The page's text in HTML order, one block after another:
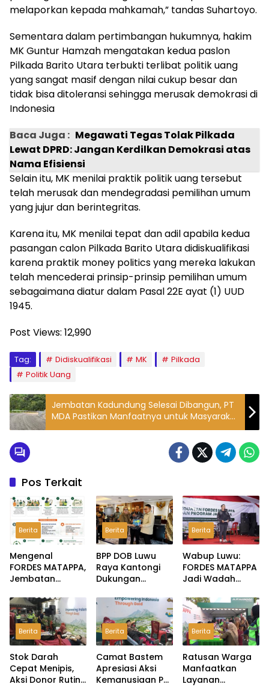
melaporkan kepada mahkamah,” tandas Suhartoyo.
Sementara dalam pertimbangan hukumnya, hakim
MK Guntur Hamzah mengatakan kedua paslon
Pilkada Barito Utara terbukti terlibat politik uang
yang sangat masif dengan nilai cukup besar dan
tidak bisa ditoleransi sehingga merusak demokrasi di
Indonesia
Baca Juga : Megawati Tegas Tolak Pilkada
Lewat DPRD: Jangan Kerdilkan Demokrasi atas
Nama Efisiensi
Selain itu, MK menilai praktik politik uang tersebut
telah merusak dan mendegradasi pemilihan umum
yang jujur dan berintegritas.
Karena itu, MK menilai tepat dan adil apabila kedua
pasangan calon Pilkada Barito Utara didiskualifikasi
karena praktik money politics yang mereka lakukan
telah mencederai prinsip-prinsip pemilihan umum
sebagaimana diatur dalam Pasal 22E ayat (1) UUD
1945.
Post Views: 12,990
Tag: Didiskualifikasi MK
Pilkada
Politik Uang
Jembatan Kadundung Selesai Dibangun, PT
MDA Pastikan Manfaatnya untuk Masyarakat
Luas
Pos Terkait
Berita
Mengenal
FORDES MATAPPA,
Jembatan
Masyarakat di
Wilayah Lingkar
Tambang Luwu
Berita
BPP DOB Luwu
Raya Kantongi
Dukungan
Pembentukan
Provinsi Dijanjikan
Masuk
Rekomendasi
Pemerintah
Berita
Wabup Luwu:
FORDES MATAPPA
Jadi Wadah
Masyarakat
Lingkar Tambang
Berita
Stok Darah
Cepat Menipis,
Aksi Donor Rutin
Berita
Camat Bastem
Apresiasi Aksi
Kemanusiaan PT
Berita
Ratusan Warga
Manfaatkan
Layanan